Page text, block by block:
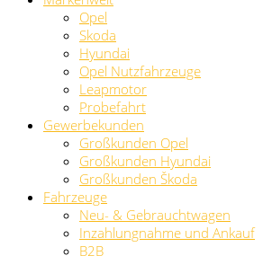
Opel
Skoda
Hyundai
Opel Nutzfahrzeuge
Leapmotor
Probefahrt
Gewerbekunden
Großkunden Opel
Großkunden Hyundai
Großkunden Škoda
Fahrzeuge
Neu- & Gebrauchtwagen
Inzahlungnahme und Ankauf
B2B